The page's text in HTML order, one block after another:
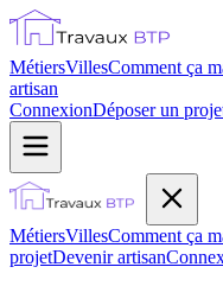
MétiersVillesComment ça
artisan
ConnexionDéposer un
MétiersVillesComment ça
projetDevenir artisan